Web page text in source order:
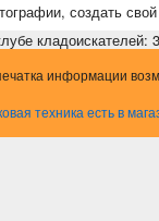
создать свой
кладоискателей:
информации
техника есть в